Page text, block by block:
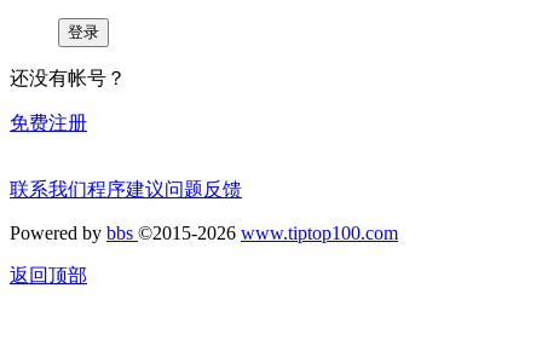
登录
还没有帐号？
免费注册
联系我们程序建议问题反馈
Powered by bbs ©2015-2026 www.tiptop100.com
返回顶部